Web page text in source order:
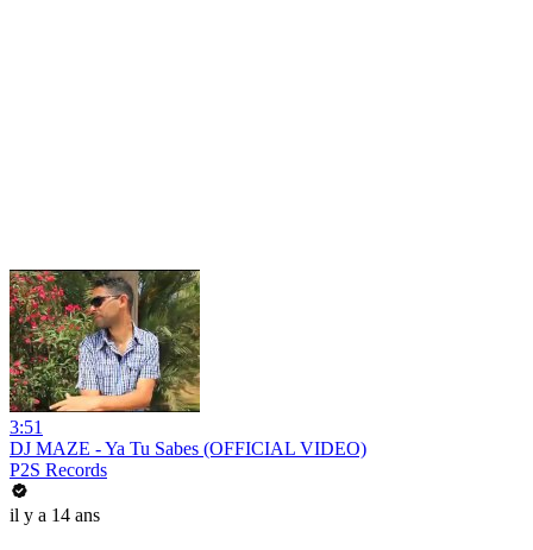
3:51
DJ MAZE - Ya Tu Sabes (OFFICIAL VIDEO)
P2S Records
il y a 14 ans